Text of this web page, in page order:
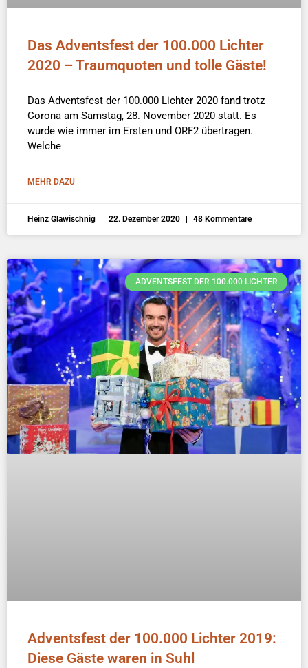
Das Adventsfest der 100.000 Lichter
2020 – Traumquoten und tolle Gäste!
Das Adventsfest der 100.000 Lichter 2020 fand trotz
Corona am Samstag, 28. November 2020 statt. Es
wurde wie immer im Ersten und ORF2 übertragen.
Welche
MEHR DAZU
Heinz Glawischnig 22. Dezember 2020 48 Kommentare
ADVENTSFEST DER 100.000 LICHTER
Adventsfest der 100.000 Lichter 2019:
Diese Gäste waren in Suhl